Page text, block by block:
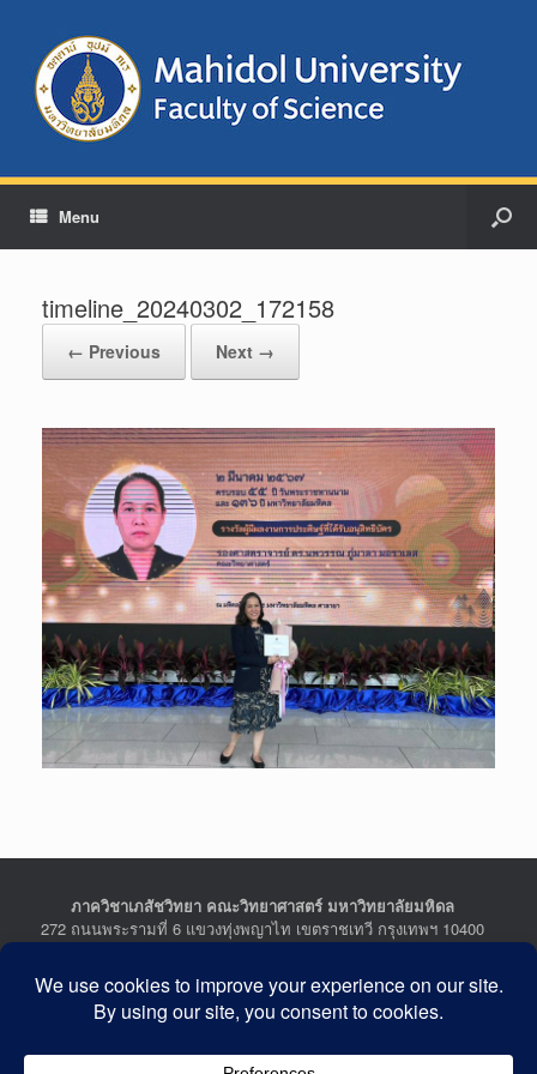
Menu
timeline_20240302_172158
← Previous Next →
ภาควิชาเภสัชวิทยา คณะวิทยาศาสตร์ มหาวิทยาลัยมหิดล
272 ถนนพระรามที่ 6 แขวงทุ่งพญาไท เขตราชเทวี กรุงเทพฯ 10400
Department of Pharmacology, Faculty of Science, Mahidol
University
272 Rama VI Road, Ratchathewi District, Bangkok 10400
Tel : +662-201-5641-2, Fax : +662-354-7157